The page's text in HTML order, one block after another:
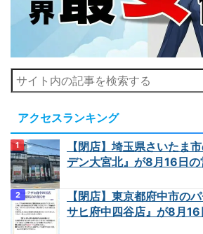
アクセスランキング
【閉店】埼玉県さいたま
デン大宮北』が8月16日
【閉店】東京都府中市の
サヒ府中四谷店』が8月